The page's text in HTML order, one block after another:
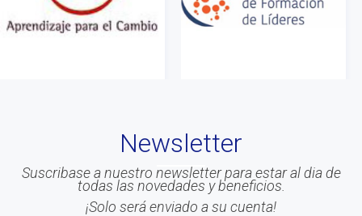
Newsletter
Suscribase a nuestro newsletter para estar al dia de
todas las novedades y beneficios.
¡Solo será enviado a su cuenta!